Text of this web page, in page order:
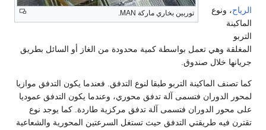
توربين بخاري ماركة MAN.
الرياح، ونوع
الماكينة
التربو
المغلقة وهي تعمل بواسطة كمية محدودة من الغاز أو السائل بطريق
جريانها خلال صندوق.
كما تصنف الماكينة التربو طبقا لنوع التدفق. فعندما يكون التدفق موازيا
لمحور الدوران فتسمى آلة تدفق محوري، وعندما يكون التدفق عموديا
على محور الدوران فتسمى آلة تدفق مركزية طاردة. كما يوجد نوع
تقترن فيه طريقتي التدفق حيث تستغل السرعتين المحورية والشعاعية